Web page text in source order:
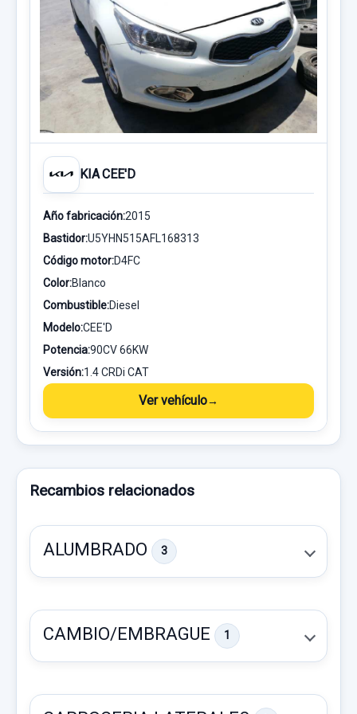
KIA CEE'D
Año fabricación:2015
Bastidor:U5YHN515AFL168313
Código motor:D4FC
Color:Blanco
Combustible:Diesel
Modelo:CEE'D
Potencia:90CV 66KW
Versión:1.4 CRDi CAT
Ver vehículo
Recambios relacionados
ALUMBRADO 3
CAMBIO/EMBRAGUE 1